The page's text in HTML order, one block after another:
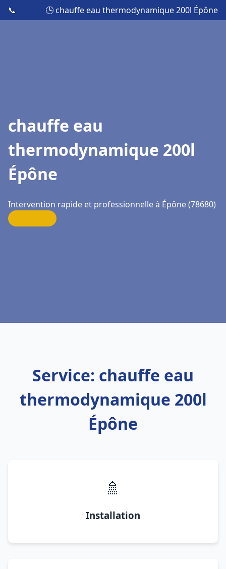
📞 🕒 chauffe eau thermodynamique 200l Épône
chauffe eau
thermodynamique 200l
Épône
Intervention rapide et professionnelle à Épône (78680)
Service: chauffe eau
thermodynamique 200l
Épône
🚿
Installation